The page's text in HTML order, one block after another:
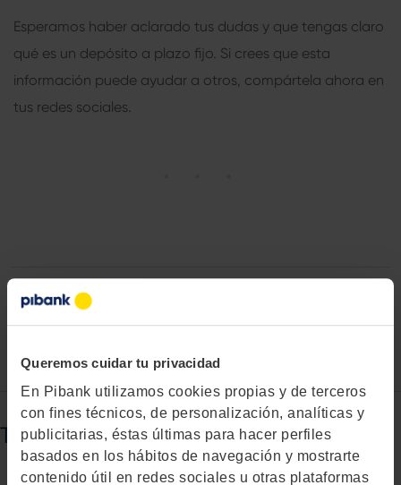
Queremos cuidar tu privacidad
En Pibank utilizamos cookies propias y de terceros
con fines técnicos, de personalización, analíticas y
publicitarias, éstas últimas para hacer perfiles
basados en los hábitos de navegación y mostrarte
contenido útil en redes sociales u otras plataformas
Esperamos haber aclarado tus dudas y que tengas claro
qué es un depósito a plazo fijo. Si crees que esta
información puede ayudar a otros, compártela ahora en
tus redes sociales.
También puede interesarte...